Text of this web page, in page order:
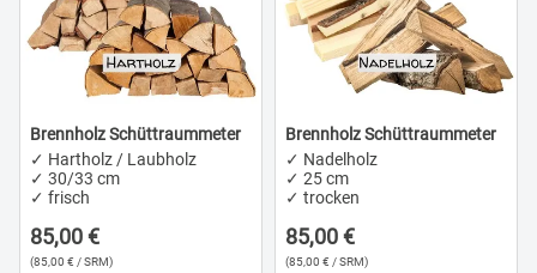
Brennholz Schüttraummeter
✓ Hartholz / Laubholz
✓ 30/33 cm
✓ frisch
85,00 €
(85,00 € / SRM)
Brennholz Schüttraummeter
✓ Nadelholz
✓ 25 cm
✓ trocken
85,00 €
(85,00 € / SRM)